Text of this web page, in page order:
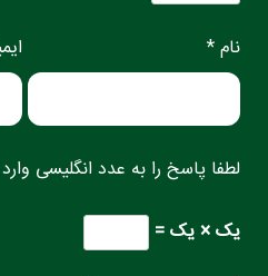
نام *
لطفا پاسخ را به عدد انگلیسی
یک × یک =